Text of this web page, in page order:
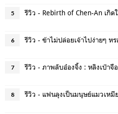
5
6
7 รีวิว - ภาพลับอ๋องจิ้ง : หลิงเป้าจือ
8